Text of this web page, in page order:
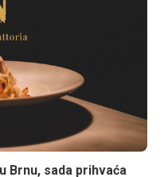
Brnu, sada prihvaća